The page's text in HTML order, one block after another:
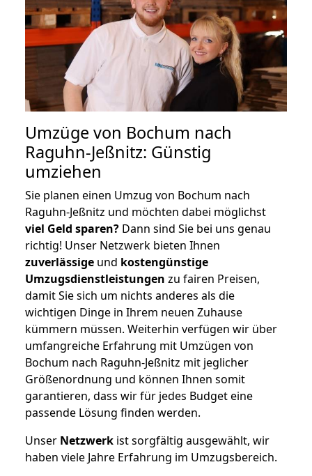
Umzüge von Bochum nach
Raguhn-Jeßnitz: Günstig
umziehen
Sie planen einen Umzug von Bochum nach
Raguhn-Jeßnitz und möchten dabei möglichst
viel Geld sparen? Dann sind Sie bei uns genau
richtig! Unser Netzwerk bieten Ihnen
zuverlässige und kostengünstige
Umzugsdienstleistungen zu fairen Preisen,
damit Sie sich um nichts anderes als die
wichtigen Dinge in Ihrem neuen Zuhause
kümmern müssen. Weiterhin verfügen wir über
umfangreiche Erfahrung mit Umzügen von
Bochum nach Raguhn-Jeßnitz mit jeglicher
Größenordnung und können Ihnen somit
garantieren, dass wir für jedes Budget eine
passende Lösung finden werden.
Unser Netzwerk ist sorgfältig ausgewählt, wir
haben viele Jahre Erfahrung im Umzugsbereich.